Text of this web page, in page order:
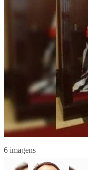
6 imagens